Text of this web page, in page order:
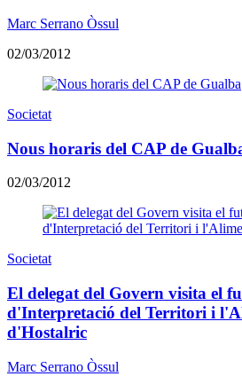
Marc Serrano Òssul
02/03/2012
Societat
Nous horaris del CAP de
02/03/2012
Societat
El delegat del Govern visita el
d'Interpretació del Territori i
d'Hostalric
Marc Serrano Òssul